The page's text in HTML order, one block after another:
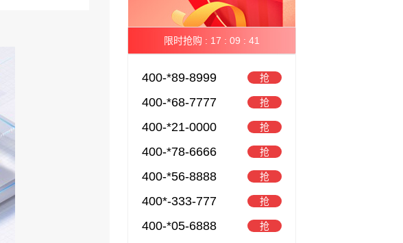
限时抢购 : 17 : 09 : 40
400-*89-8999 抢
400-*68-7777 抢
400-*21-0000 抢
400-*78-6666 抢
400-*56-8888 抢
400*-333-777 抢
400-*05-6888 抢